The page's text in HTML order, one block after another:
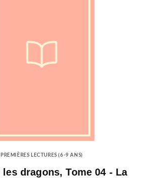
PREMIÈRES LECTURES (6-9 ANS)
les dragons, Tome 04 - La